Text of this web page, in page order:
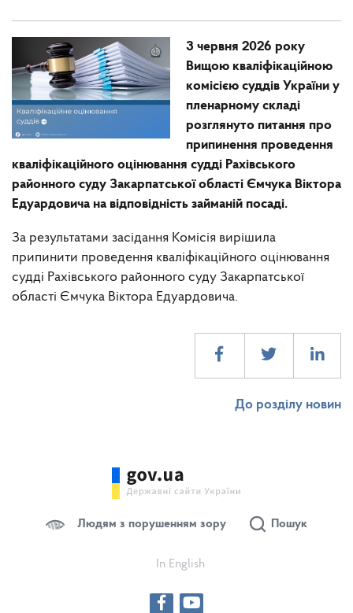
3 червня 2026 року
Вищою кваліфікаційною
комісією суддів України у
пленарному складі
розглянуто питання про
припинення проведення
кваліфікаційного оцінювання судді Рахівського
районного суду Закарпатської області Ємчука Віктора
Едуардовича на відповідність займаній посаді.
За результатами засідання Комісія вирішила
припинити проведення кваліфікаційного оцінювання
судді Рахівського районного суду Закарпатської
області Ємчука Віктора Едуардовича.
До розділу новин
Людям з порушенням зору Пошук
In English